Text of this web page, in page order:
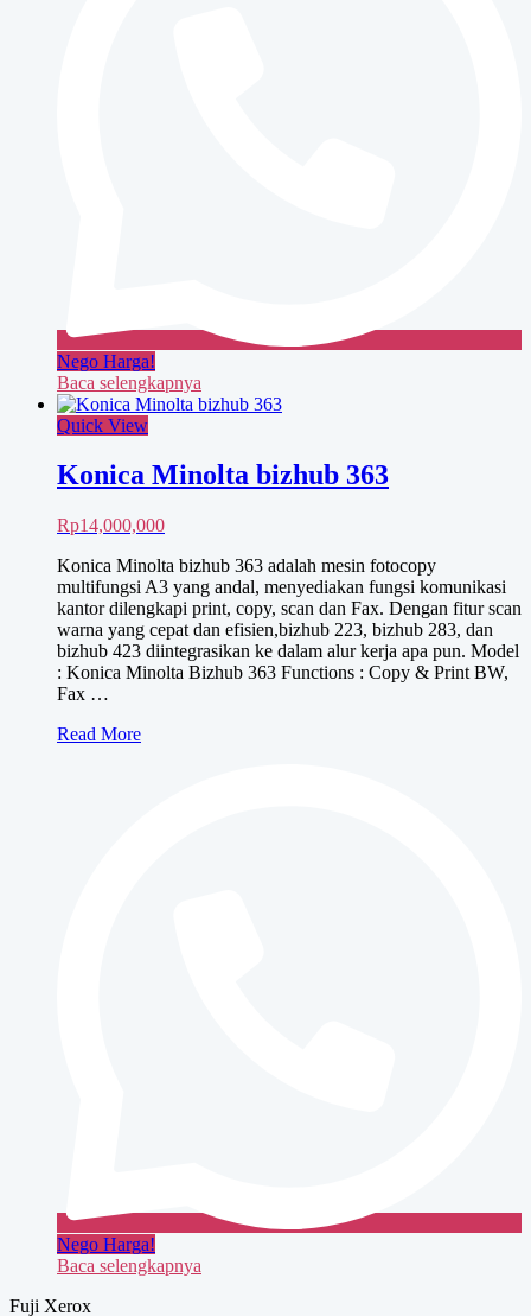
Nego Harga!
Baca selengkapnya
Quick View
Konica Minolta bizhub 363
Rp14,000,000
Konica Minolta bizhub 363 adalah mesin fotocopy
multifungsi A3 yang andal, menyediakan fungsi komunikasi
kantor dilengkapi print, copy, scan dan Fax. Dengan fitur scan
warna yang cepat dan efisien,bizhub 223, bizhub 283, dan
bizhub 423 diintegrasikan ke dalam alur kerja apa pun. Model
: Konica Minolta Bizhub 363 Functions : Copy & Print BW,
Fax …
Konica
Read More
Nego Harga!
Baca selengkapnya
Fuji Xerox